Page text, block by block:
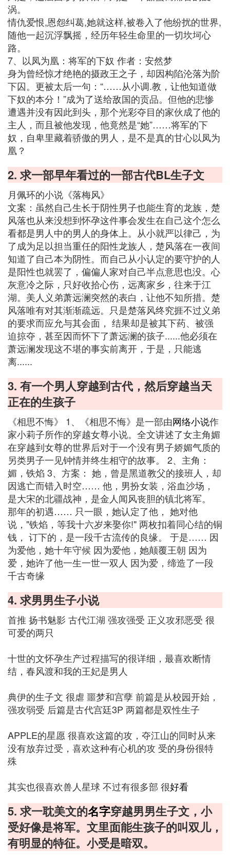
涡。
情仇爱恨,恩怨纠葛,她就这样,被卷入了他纷扰的世界,
随他一起沉浮飘摇，经历年轻生命里的一切坎坷心
路。
7、以凤为凰：将军的下奴 作者：安然梦
身为曾经惊才绝艳的摄政王之子，却因构陷沦落为阶
下囚。更被太后一句：“……从小调.教，让他知道做
下奴的本分！”成为了送给敌国的贡品。但他的悲惨
遭遇并没有因此到头，那个光彩夺目的家伙成了他的
主人，而且被他发现，他竟然是“她”……将军的下
奴，自卑里藏着骄傲的男人，是不是真的甘心以凤为
凰？
2. 求一部早年看过的一部古代BL生子文
月佩环的小说《落梅风》
文案：虽然自己生长于阴性男子也能生育的龙族，楚
风落也从来没想到怀孕这件事会发生在自己这个怎么
看都是男人中的男人的身体上。从小就严以律己，为
了成为足以担当重任的阳性龙族人，楚风落在一夜间
知道了自己本为阴性。而自己从小认定的要守护的人
是阳性也就罢了，偏偏人家对自己半点意思也没。心
灰意冷之际，只好收拾心伤，远离家乡，往来于江
湖。美人义弟萧远澜突然的表白，让他不知所措。楚
风落唯有对其渐渐疏远。只是楚落风终究捱不过义弟
的要求而应允与其会面， 结果却是被其下药、被强
迫掠夺，甚至因而怀下了萧远澜的孩子......他必须在
萧远澜发现这不堪的事实前离开，于是，只能逃
离......
3. 有一个男人穿越到古代，然后穿越当天
正在的生孩子
《相思不悔》 1、《相思不悔》是一部由网络小说作
家小莉子所作的穿越女尊小说。全文讲述了女主角媚
在穿越到女尊的世界后对于一个没有男子娇媚气质的
另类男子一见钟情并终生相守的故事。 2、主角：
媚，铁焰 3、方案： 她，曾是黑道教父的接班人，却
因逃亡而错入时空…… 他，男扮女装，浴血沙场，
是大宋的北疆战神，是金人闻风丧胆的镇北将军。
那年的初遇…… 只一眼，她认定了他， 她对他
说，"铁焰，等我十六岁来娶你!" 两枚扣着同心结的铜
钱， 订下的，是一段千古流传的良缘。 于是…… 因
为爱他，她十年守候 因为爱他，她颠覆王朝 因为
爱，她许了他一生一世一双人 因为爱，缔造了一段
千古奇缘
4. 求男男生子小说
首推 扬书魅影 古代江湖 强攻强受 正义攻邪恶受 很
可爱的两只
十世的文怀孕生产过程描写的很详细，最喜欢断情
结，春风渡和我的王妃是男人
典伊的生子文 很虐 噩梦和宫孽 前篇是从校园开始，
强攻弱受 后篇是古代宫廷3P 两篇都是双性生子
APPLE的星愿 很喜欢这篇的攻，夺江山的同时从来
没有放弃过受，喜欢这种有心机的攻 受的身份很特
殊
其实也很喜欢兽人星球 不过有很多部 很好看
5. 求一耽美文的名字穿越男男生子文，小
受好像是将军。文里面能生孩子的叫双儿，
有明显的特征。小受是暗双。